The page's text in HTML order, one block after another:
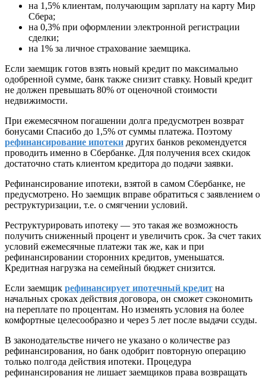
на 1,5% клиентам, получающим зарплату на карту Мир
Сбера;
на 0,3% при оформлении электронной регистрации
сделки;
на 1% за личное страхование заемщика.
Если заемщик готов взять новый кредит по максимально
одобренной сумме, банк также снизит ставку. Новый кредит
не должен превышать 80% от оценочной стоимости
недвижимости.
При ежемесячном погашении долга предусмотрен возврат
бонусами Спасибо до 1,5% от суммы платежа. Поэтому
рефинансирование ипотеки других банков рекомендуется
проводить именно в Сбербанке. Для получения всех скидок
достаточно стать клиентом кредитора до подачи заявки.
Рефинансирование ипотеки, взятой в самом Сбербанке, не
предусмотрено. Но заемщик вправе обратиться с заявлением о
реструктуризации, т.е. о смягчении условий.
Реструктурировать ипотеку — это такая же возможность
получить сниженный процент и увеличить срок. За счет таких
условий ежемесячные платежи так же, как и при
рефинансировании сторонних кредитов, уменьшатся.
Кредитная нагрузка на семейный бюджет снизится.
Если заемщик рефинансирует ипотечный кредит на
начальных сроках действия договора, он сможет сэкономить
на переплате по процентам. Но изменять условия на более
комфортные целесообразно и через 5 лет после выдачи ссуды.
В законодательстве ничего не указано о количестве раз
рефинансирования, но банк одобрит повторную операцию
только полгода действия ипотеки. Процедура
рефинансирования не лишает заемщиков права возвращать